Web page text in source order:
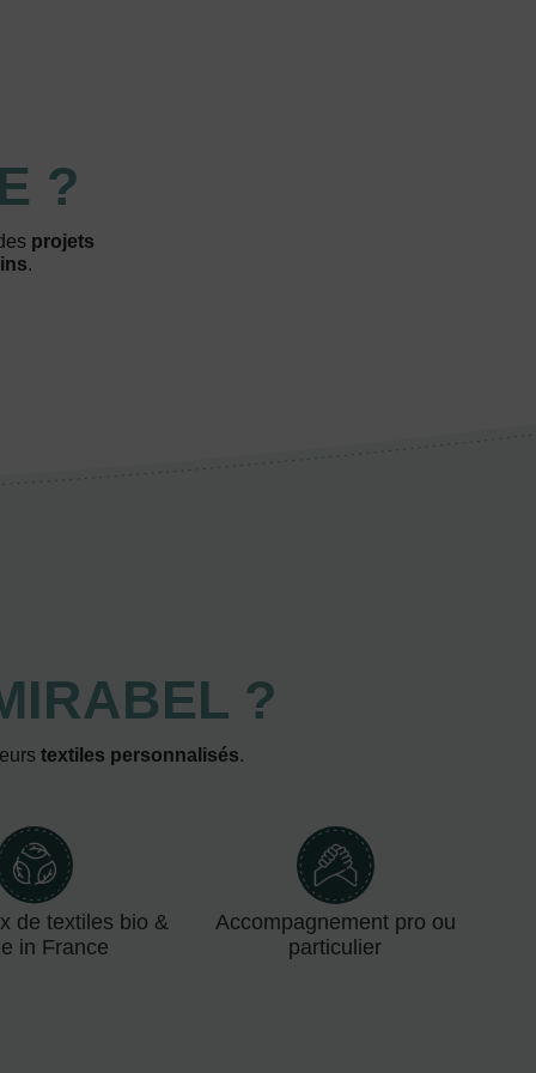
?
projets
.
?
textiles personnalisés.
de textiles bio &
in France
Accompagnement pro ou
particulier